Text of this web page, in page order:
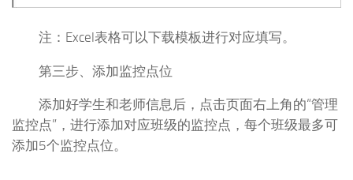
注：Excel表格可以下载模板进行对应填写。
第三步、添加监控点位
添加好学生和老师信息后，点击页面右上角的“管理
监控点”，进行添加对应班级的监控点，每个班级最多可
添加5个监控点位。